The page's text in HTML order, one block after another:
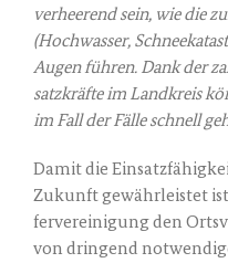
ver­hee­rend sein, wie die
(Hoch­was­ser,
Augen füh­ren. Dank der
satz­kräf­te im Land­kreis
im Fall der Fäl­le schnell
Damit die
Zukunft gewähr­leis­tet
fer­ver­ei­ni­gung den
von drin­gend